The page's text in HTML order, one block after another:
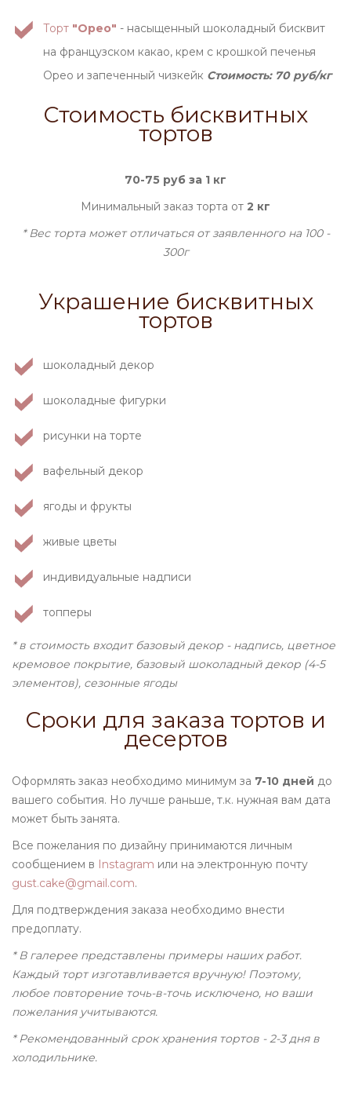
Торт "Орео" - насыщенный шоколадный бисквит
на французском какао, крем с крошкой печенья
Орео и запеченный чизкейк Стоимость: 70 руб/кг
Стоимость бисквитных
тортов
70-75 руб за 1 кг
Минимальный заказ торта от 2 кг
* Вес торта может отличаться от заявленного на 100 -
300г
Украшение бисквитных
тортов
шоколадный декор
шоколадные фигурки
рисунки на торте
вафельный декор
ягоды и фрукты
живые цветы
индивидуальные надписи
топперы
* в стоимость входит базовый декор - надпись, цветное
кремовое покрытие, базовый шоколадный декор (4-5
элементов), сезонные ягоды
Сроки для заказа тортов и
десертов
Оформлять заказ необходимо минимум за 7-10 дней до
вашего события. Но лучше раньше, т.к. нужная вам дата
может быть занята.
Все пожелания по дизайну принимаются личным
сообщением в Instagram или на электронную почту
gust.cake@gmail.com.
Для подтверждения заказа необходимо внести
предоплату.
* В галерее представлены примеры наших работ.
Каждый торт изготавливается вручную! Поэтому,
любое повторение точь-в-точь исключено, но ваши
пожелания учитываются.
* Рекомендованный срок хранения тортов - 2-3 дня в
холодильнике.